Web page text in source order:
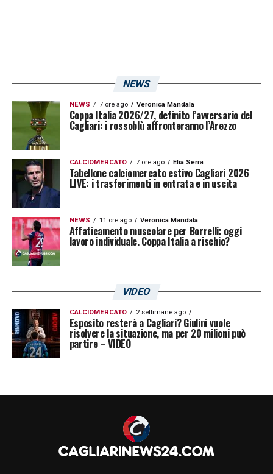
NEWS
NEWS 7 ore ago Veronica Mandala
Coppa Italia 2026/27, definito l’avversario del
Cagliari: i rossoblù affronteranno l’Arezzo
CALCIOMERCATO 7 ore ago Elia Serra
Tabellone calciomercato estivo Cagliari 2026
LIVE: i trasferimenti in entrata e in uscita
NEWS 11 ore ago Veronica Mandala
Affaticamento muscolare per Borrelli: oggi
lavoro individuale. Coppa Italia a rischio?
VIDEO
CALCIOMERCATO 2 settimane ago
Esposito resterà a Cagliari? Giulini vuole
risolvere la situazione, ma per 20 milioni può
partire – VIDEO